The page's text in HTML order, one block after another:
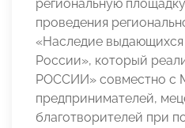
региональную
проведения
«Наследие
России», который
РОССИИ» совместно с
предпринимателей,
благотворителей при